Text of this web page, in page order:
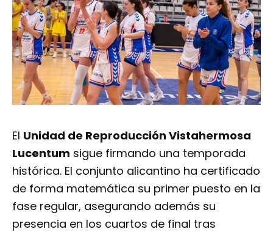
El Unidad de Reproducción Vistahermosa
Lucentum sigue firmando una temporada
histórica. El conjunto alicantino ha certificado
de forma matemática su primer puesto en la
fase regular, asegurando además su
presencia en los cuartos de final tras